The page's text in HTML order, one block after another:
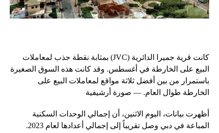
كانت قرية جميرا الدائرية (JVC) بمثابة نقطة جذب لمعاملات
البيع على الخارطة في أغسطس. وقد كانت هذه السوق الصغيرة
باستمرار من بين أفضل ثلاثة مواقع لمعاملات البيع على
الخارطة طوال العام. — صورة أرشيفية
أظهرت بيانات، اليوم الاثنين، أن إجمالي الوحدات السكنية
المباعة في دبي وصل تقريباً إلى إجمالي أعدادها لعام 2023.